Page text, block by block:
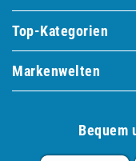
Top-Kategorien
Markenwelten
Bequem